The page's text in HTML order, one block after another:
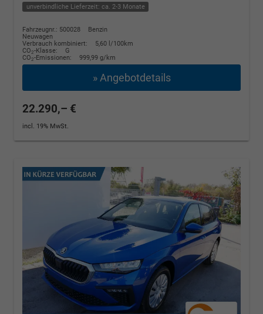
unverbindliche Lieferzeit: ca. 2-3 Monate
Fahrzeugnr.: 500028
Benzin
Neuwagen
Verbrauch kombiniert:
5,60 l/100km
CO2-Klasse:
G
CO2-Emissionen: 999,99 g/km
» Angebotdetails
22.290,– €
incl. 19% MwSt.